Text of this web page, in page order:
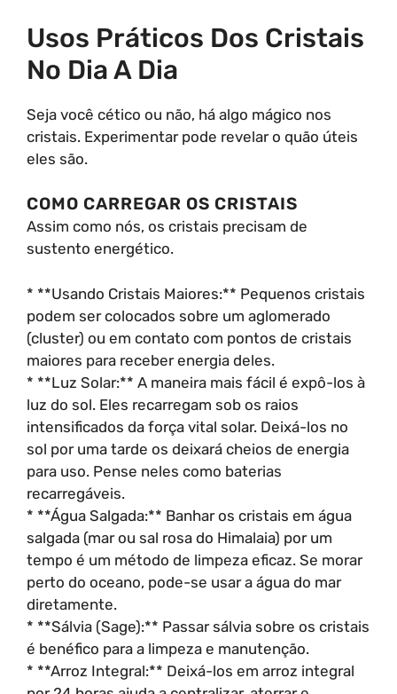
Usos Práticos Dos Cristais
No Dia A Dia
Seja você cético ou não, há algo mágico nos
cristais. Experimentar pode revelar o quão úteis
eles são.
COMO CARREGAR OS CRISTAIS
Assim como nós, os cristais precisam de
sustento energético.
* **Usando Cristais Maiores:** Pequenos cristais
podem ser colocados sobre um aglomerado
(cluster) ou em contato com pontos de cristais
maiores para receber energia deles.
* **Luz Solar:** A maneira mais fácil é expô-los à
luz do sol. Eles recarregam sob os raios
intensificados da força vital solar. Deixá-los no
sol por uma tarde os deixará cheios de energia
para uso. Pense neles como baterias
recarregáveis.
* **Água Salgada:** Banhar os cristais em água
salgada (mar ou sal rosa do Himalaia) por um
tempo é um método de limpeza eficaz. Se morar
perto do oceano, pode-se usar a água do mar
diretamente.
* **Sálvia (Sage):** Passar sálvia sobre os cristais
é benéfico para a limpeza e manutenção.
* **Arroz Integral:** Deixá-los em arroz integral